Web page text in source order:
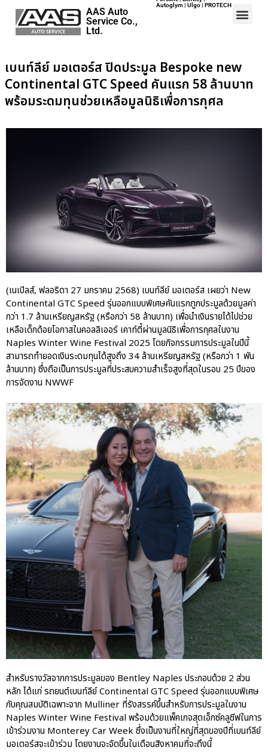
Home
Events
ปอร์เช่ เอเอเอสฯ พลิกแนวคิด
After Sale สู่ Porsche Ownership
Experience แบบครบวงจร ผ่าน
แคมเปญ Cayenne Service Clinic
เบนท์ลีย์ มอเตอร์ส ตีความ
‘Bentley Diamond’ ใหม่ ดีไซน์
ระดับซิกเนเจอร์ในยนตรกรรม
EV รุ่นแรก พร้อมเปิดตัวกันยายน
ปอร์เช่ เอเอเอสฯ ยกประสบการณ์
Porsche สู่ Central Northville ใน
งาน AAS Roadshow พร้อมข้อ
เสนอพิเศษ Mid-Year 2026
เบนท์ลีย์ แบงค็อก ส่งมอบองค์
ความรู้การขับขี่รถยนต์เบนท์ลีย์
อย่างปลอดภัยในงาน
Extraordinary Chauffeur
Training 2026
Porsche Centre Pattanakarn
เชื่อมโยง Porsche Community
ผ่าน The Big Screen Speed: AAS
Motorsport Live Experience
aas
AAS Corp
AAS Motorsport
Bentley
career
news
Porsche
AAS Auto
Service Co.,
Ltd.
Autoglym | Ulgo | PROTECH
เบนท์ลีย์ มอเตอร์ส ปิดประมูล Bespoke new
Continental GTC Speed คันแรก 58 ล้านบาท
พร้อมระดมทุนช่วยเหลือมูลนิธิเพื่อการกุศล
(เนเปิลส์, ฟลอริดา 27 มกราคม 2568) เบนท์ลีย์ มอเตอร์ส เผยว่า New
Continental GTC Speed รุ่นออกแบบพิเศษคันแรกถูกประมูลด้วยมูลค่า
กว่า 1.7 ล้านเหรียญสหรัฐ (หรือกว่า 58 ล้านบาท) เพื่อนำเงินรายได้ไปช่วย
เหลือเด็กด้อยโอกาสในคอลลิเออร์ เคาท์ตี้ผ่านมูลนิธิเพื่อการกุศลในงาน
Naples Winter Wine Festival 2025 โดยกิจกรรมการประมูลในปีนี้
สามารถทำยอดเงินระดมทุนได้สูงถึง 34 ล้านเหรียญสหรัฐ (หรือกว่า 1 พัน
ล้านบาท) ซึ่งถือเป็นการประมูลที่ประสบความสำเร็จสูงที่สุดในรอบ 25 ปีของ
การจัดงาน NWWF
สำหรับรางวัลจากการประมูลของ Bentley Naples ประกอบด้วย 2 ส่วน
หลัก ได้แก่ รถยนต์เบนท์ลีย์ Continental GTC Speed รุ่นออกแบบพิเศษ
กับคุณสมบัติเฉพาะจาก Mulliner ที่รังสรรค์ขึ้นสำหรับการประมูลในงาน
Naples Winter Wine Festival พร้อมด้วยแพ็คเกจสุดเอ็กซ์คลูซีฟในการ
เข้าร่วมงาน Monterey Car Week ซึ่งเป็นงานที่ใหญ่ที่สุดของปีที่เบนท์ลีย์
มอเตอร์สจะเข้าร่วม โดยงานจะจัดขึ้นในเดือนสิงหาคมที่จะถึงนี้